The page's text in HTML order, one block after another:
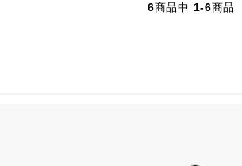
6商品中 1-6商品